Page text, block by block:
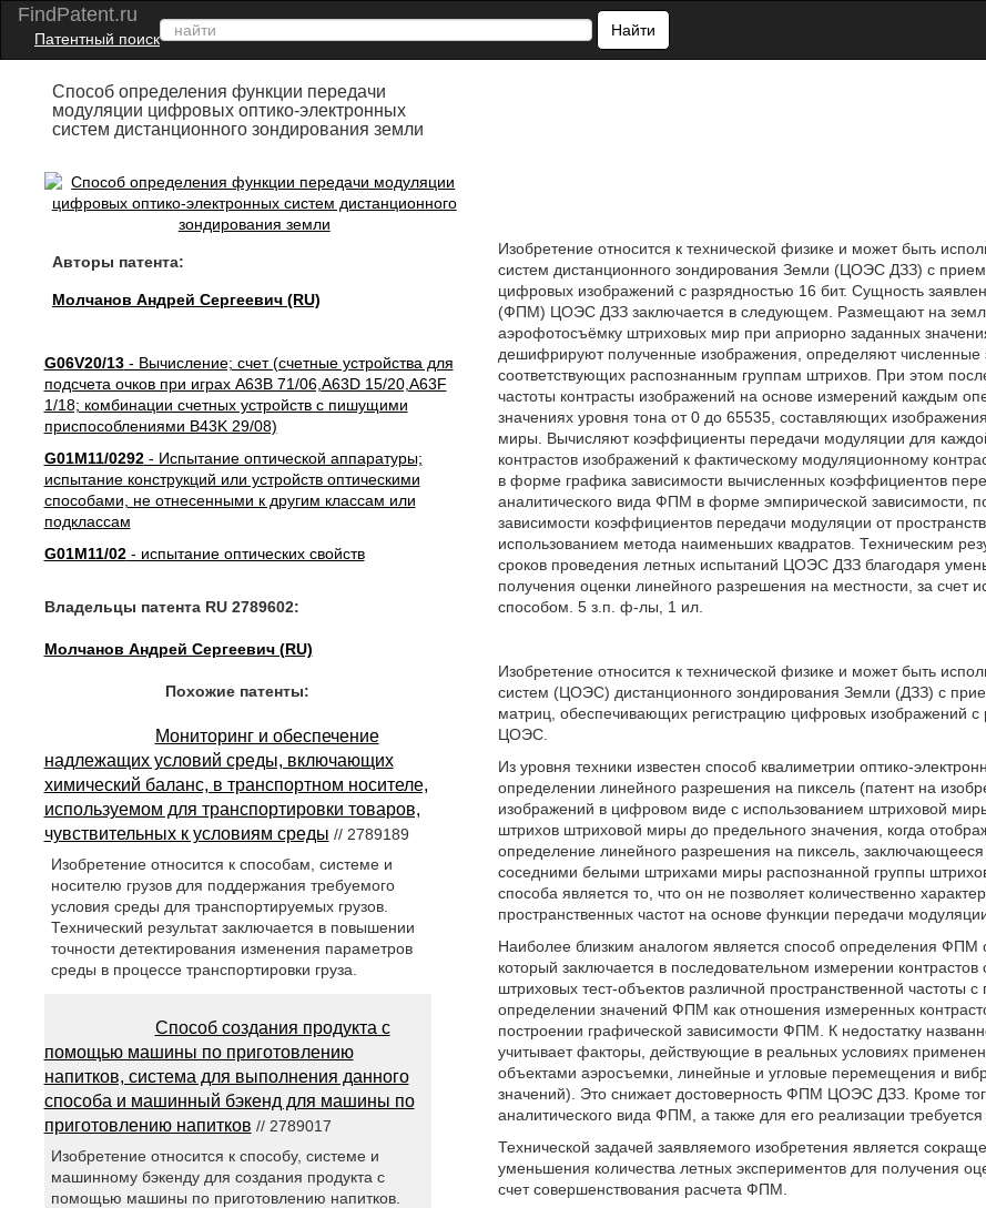
FindPatent.ru
Патентный поиск
Найти
Способ определения функции передачи
модуляции цифровых оптико-электронных
систем дистанционного зондирования земли
Авторы патента:
Молчанов Андрей Сергеевич (RU)
G06V20/13- Вычисление; счет (счетные устройства для
подсчета очков при играх A63B 71/06,A63D 15/20,A63F
1/18; комбинации счетных устройств с пишущими
приспособлениями B43K 29/08)
G01M11/0292- Испытание оптической аппаратуры;
испытание конструкций или устройств оптическими
способами, не отнесенными к другим классам или
подклассам
G01M11/02- испытание оптических свойств
Владельцы патента RU 2789602:
Молчанов Андрей Сергеевич (RU)
Изобретение относится к технической физике и может быть
систем дистанционного зондирования Земли (ЦОЭС ДЗЗ) с
цифровых изображений с разрядностью 16 бит. Сущность
(ФПМ) ЦОЭС ДЗЗ заключается в следующем. Размещают на
аэрофотосъёмку штриховых мир при априорно заданных
дешифрируют полученные изображения, определяют численные
соответствующих распознанным группам штрихов. При этом
частоты контрасты изображений на основе измерений каждым
значениях уровня тона от 0 до 65535, составляющих
миры. Вычисляют коэффициенты передачи модуляции для
контрастов изображений к фактическому модуляционному
в форме графика зависимости вычисленных коэффициентов
аналитического вида ФПМ в форме эмпирической зависимости,
зависимости коэффициентов передачи модуляции от
использованием метода наименьших квадратов. Техническим
сроков проведения летных испытаний ЦОЭС ДЗЗ благодаря
получения оценки линейного разрешения на местности, за
способом. 5 з.п. ф-лы, 1 ил.
Изобретение относится к технической физике и может быть
систем (ЦОЭС) дистанционного зондирования Земли (ДЗЗ) с
матриц, обеспечивающих регистрацию цифровых изображений с
ЦОЭС.
Из уровня техники известен способ квалиметрии оптико-
определении линейного разрешения на пиксель (патент на
изображений в цифровом виде с использованием штриховой
штрихов штриховой миры до предельного значения, когда
определение линейного разрешения на пиксель,
соседними белыми штрихами миры распознанной группы
способа является то, что он не позволяет количественно
пространственных частот на основе функции передачи
Наиболее близким аналогом является способ определения ФПМ
который заключается в последовательном измерении
штриховых тест-объектов различной пространственной частоты
определении значений ФПМ как отношения измеренных
построении графической зависимости ФПМ. К недостатку
учитывает факторы, действующие в реальных условиях
объектами аэросъемки, линейные и угловые перемещения и
значений). Это снижает достоверность ФПМ ЦОЭС ДЗЗ. Кроме
аналитического вида ФПМ, а также для его реализации
Технической задачей заявляемого изобретения является
уменьшения количества летных экспериментов для получения
счет совершенствования расчета ФПМ.
Похожие патенты:
Мониторинг и обеспечение
надлежащих условий среды, включающих
химический баланс, в транспортном носителе,
используемом для транспортировки товаров,
чувствительных к условиям среды // 2789189
Изобретение относится к способам, системе и
носителю грузов для поддержания требуемого
условия среды для транспортируемых грузов.
Технический результат заключается в повышении
точности детектирования изменения параметров
среды в процессе транспортировки груза.
Способ создания продукта с
помощью машины по приготовлению
напитков, система для выполнения данного
способа и машинный бэкенд для машины по
приготовлению напитков // 2789017
Изобретение относится к способу, системе и
машинному бэкенду для создания продукта с
помощью машины по приготовлению напитков.